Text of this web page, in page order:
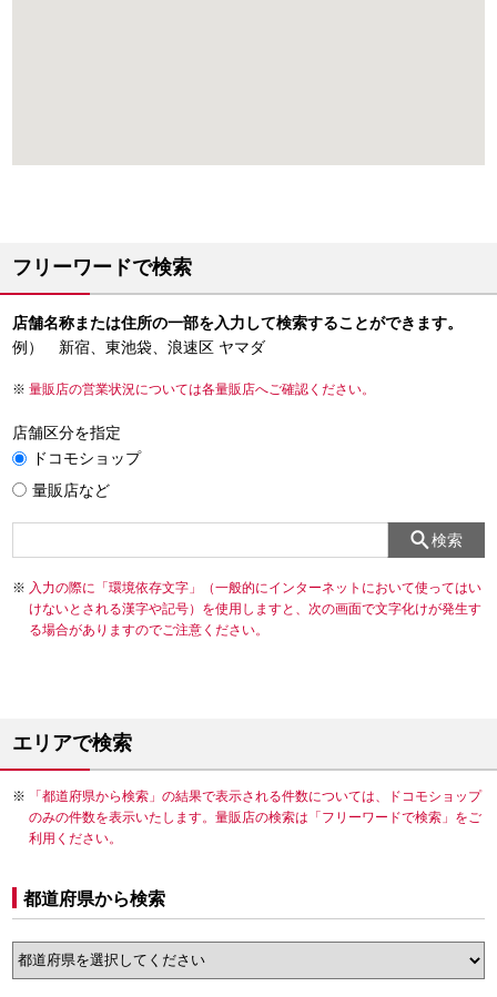
フリーワードで検索
店舗名称または住所の一部を入力して検索することができます。
例） 新宿、東池袋、浪速区 ヤマダ
量販店の営業状況については各量販店へご確認ください。
店舗区分を指定
ドコモショップ
量販店など
検索
入力の際に「環境依存文字」（一般的にインターネットにおいて使ってはい
けないとされる漢字や記号）を使用しますと、次の画面で文字化けが発生す
る場合がありますのでご注意ください。
エリアで検索
「都道府県から検索」の結果で表示される件数については、ドコモショップ
のみの件数を表示いたします。量販店の検索は「フリーワードで検索」をご
利用ください。
都道府県から検索